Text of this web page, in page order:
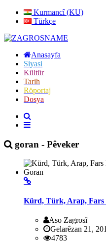
Kurmancî (KU)
Türkçe
Anasayfa
Siyasi
Kültür
Tarih
Röportaj
Dosya
goran - Pêveker
Kürd, Türk, Arap, Fars
Aso Zagrosî
Gelarêzan 21,
4783